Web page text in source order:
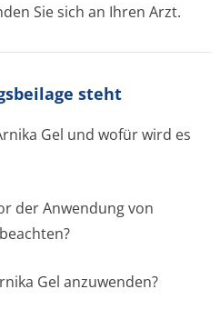
Sie sich an Ihren Arzt.
steht
Gel und wofür wird es
der Anwendung von
Gel anzuwenden?